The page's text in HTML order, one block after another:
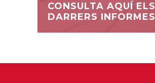
CONSULTA AQUÍ ELS
DARRERS INFORMES